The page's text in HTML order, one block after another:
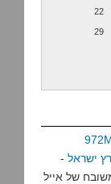
22
29
ישראל -
של אייל